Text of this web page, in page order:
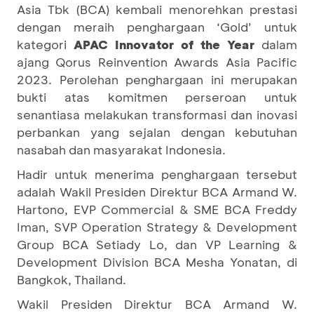
Asia Tbk (BCA) kembali menorehkan prestasi
dengan meraih penghargaan ‘Gold’ untuk
kategori APAC Innovator of the Year dalam
ajang Qorus Reinvention Awards Asia Pacific
2023. Perolehan penghargaan ini merupakan
bukti atas komitmen perseroan untuk
senantiasa melakukan transformasi dan inovasi
perbankan yang sejalan dengan kebutuhan
nasabah dan masyarakat Indonesia.
Hadir untuk menerima penghargaan tersebut
adalah Wakil Presiden Direktur BCA Armand W.
Hartono, EVP Commercial & SME BCA Freddy
Iman, SVP Operation Strategy & Development
Group BCA Setiady Lo, dan VP Learning &
Development Division BCA Mesha Yonatan, di
Bangkok, Thailand.
Wakil Presiden Direktur BCA Armand W.